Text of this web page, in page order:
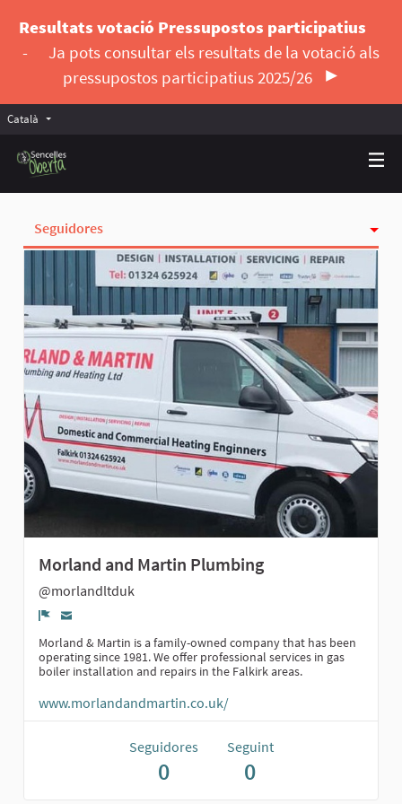
Resultats votació Pressupostos participatius
-
Ja pots consultar els resultats de la votació als
pressupostos participatius 2025/26
Català Triar la llengua
Insígnies
Seguint
Seguidores
Grups
Morland and Martin Plumbing
@morlandltduk
Denúncia
Morland & Martin is a family-owned company that has been
operating since 1981. We offer professional services in gas
boiler installation and repairs in the Falkirk areas.
www.morlandandmartin.co.uk/
Seguidores
0
Seguint
0